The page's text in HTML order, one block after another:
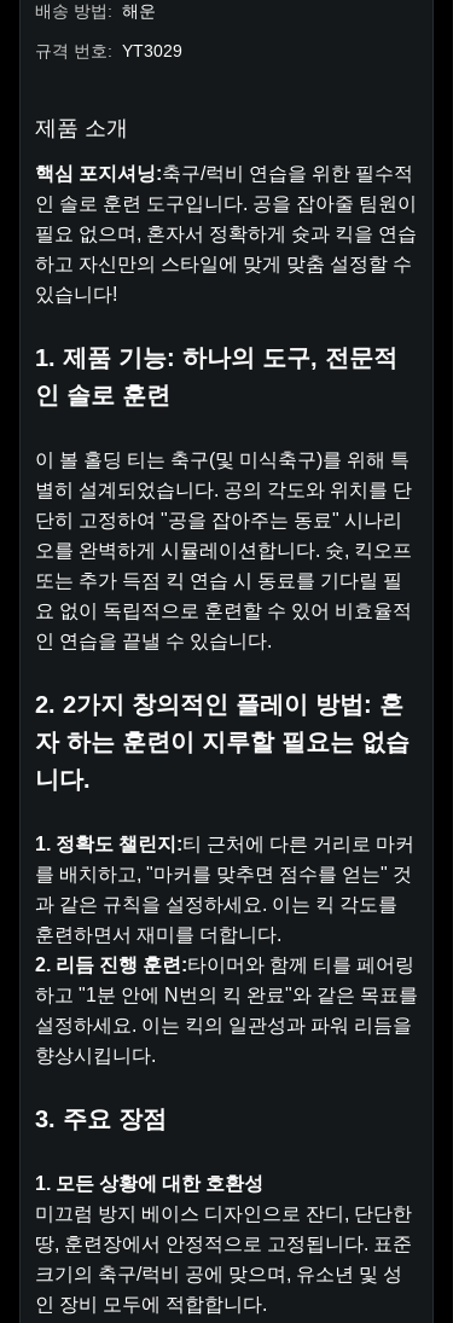
배송 방법: 해운
규격 번호: YT3029
제품 소개
핵심 포지셔닝:축구/럭비 연습을 위한 필수적
인 솔로 훈련 도구입니다. 공을 잡아줄 팀원이
필요 없으며, 혼자서 정확하게 슛과 킥을 연습
하고 자신만의 스타일에 맞게 맞춤 설정할 수
있습니다!
1. 제품 기능: 하나의 도구, 전문적
인 솔로 훈련
이 볼 홀딩 티는 축구(및 미식축구)를 위해 특
별히 설계되었습니다. 공의 각도와 위치를 단
단히 고정하여 "공을 잡아주는 동료" 시나리
오를 완벽하게 시뮬레이션합니다. 슛, 킥오프
또는 추가 득점 킥 연습 시 동료를 기다릴 필
요 없이 독립적으로 훈련할 수 있어 비효율적
인 연습을 끝낼 수 있습니다.
2. 2가지 창의적인 플레이 방법: 혼
자 하는 훈련이 지루할 필요는 없습
니다.
1. 정확도 챌린지:티 근처에 다른 거리로 마커
를 배치하고, "마커를 맞추면 점수를 얻는" 것
과 같은 규칙을 설정하세요. 이는 킥 각도를
훈련하면서 재미를 더합니다.
2. 리듬 진행 훈련:타이머와 함께 티를 페어링
하고 "1분 안에 N번의 킥 완료"와 같은 목표를
설정하세요. 이는 킥의 일관성과 파워 리듬을
향상시킵니다.
3. 주요 장점
1. 모든 상황에 대한 호환성
미끄럼 방지 베이스 디자인으로 잔디, 단단한
땅, 훈련장에서 안정적으로 고정됩니다. 표준
크기의 축구/럭비 공에 맞으며, 유소년 및 성
인 장비 모두에 적합합니다.